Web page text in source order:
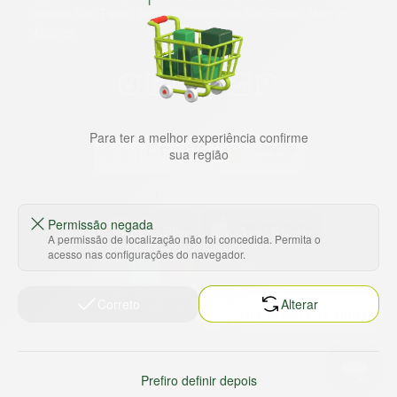
Grande São Paulo, litoral e interior de São Paulo. Vem ser
HORTUS COMERCIO DE ALIMENTOS S.A
CNPJ: 09.000.493/0002-15
Ajuda e Suporte
Política de privacidade
Para ter a melhor experiência confirme
sua região
Permissão negada
A permissão de localização não foi concedida. Permita o
acesso nas configurações do navegador.
Alterar
Prefiro definir depois